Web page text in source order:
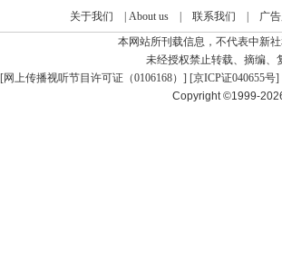
关于我们 About us| 联系我们
广
本网站所刊载信息，不代表中新
未经授权禁止转载、摘编、
[网上传播视听节目许可证（0106168） ] [京ICP证040655号]
Copyright ©1999-